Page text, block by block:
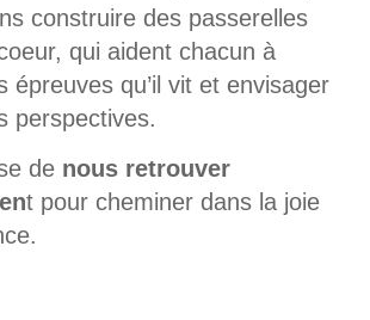
construire des passerelles
qui aident chacun à
épreuves qu’il vit et envisager
perspectives.
de nous retrouver
t pour cheminer dans la joie